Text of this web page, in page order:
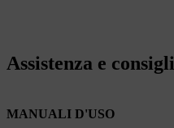
Assistenza e consigli
MANUALI D'USO